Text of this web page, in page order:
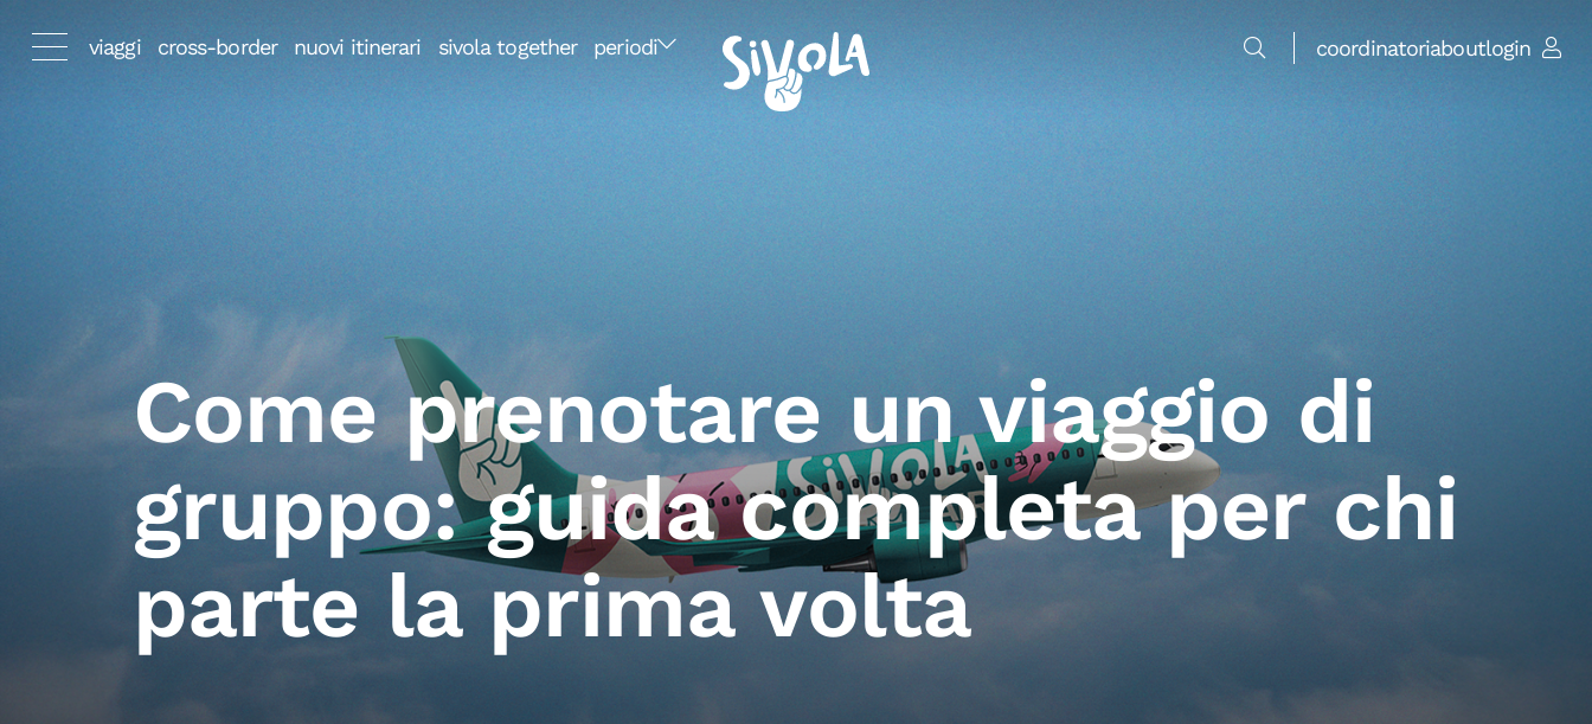
viaggi cross-border nuovi itinerari sivola together periodi coordinatoriaboutlogin
Come prenotare un viaggio di
gruppo: guida completa per chi
parte la prima volta